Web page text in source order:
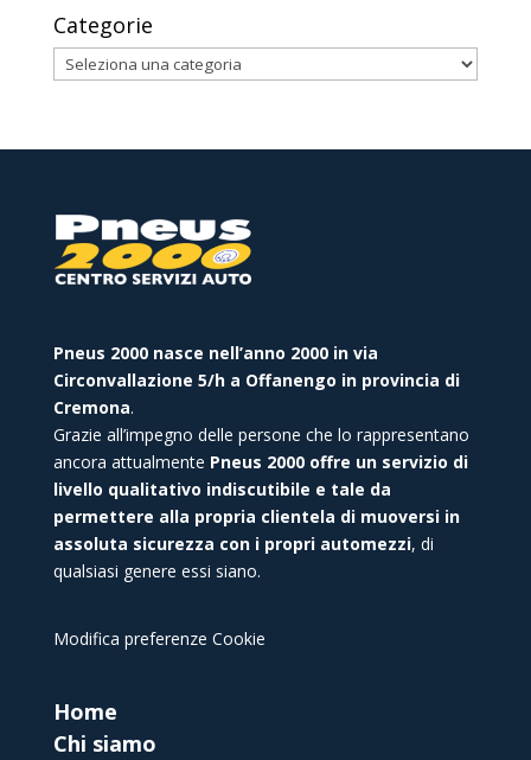
Categorie
Categorie
Pneus 2000 nasce nell’anno 2000 in via
Circonvallazione 5/h a Offanengo in provincia di
Cremona.
Grazie all’impegno delle persone che lo rappresentano
ancora attualmente Pneus 2000 offre un servizio di
livello qualitativo indiscutibile e tale da
permettere alla propria clientela di muoversi in
assoluta sicurezza con i propri automezzi, di
qualsiasi genere essi siano.
Modifica preferenze Cookie
Home
Chi siamo